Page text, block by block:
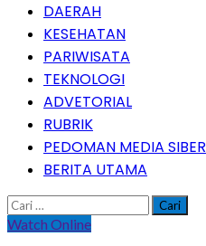
DAERAH
KESEHATAN
PARIWISATA
TEKNOLOGI
ADVETORIAL
RUBRIK
PEDOMAN MEDIA SIBER
BERITA UTAMA
Cari
untuk:
Watch Online